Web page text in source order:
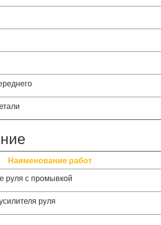
Наименование работ
руля с промывкой
руля